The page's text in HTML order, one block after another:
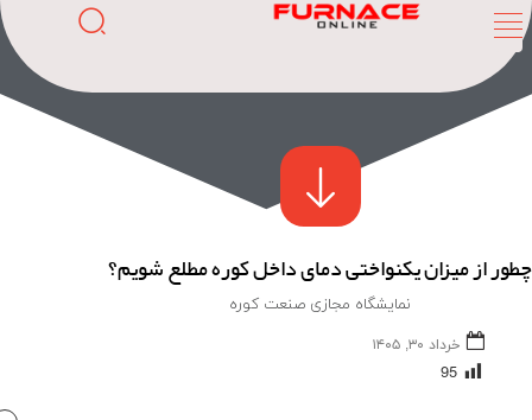
چطور از میزان یکنواختی دمای داخل کوره مطلع شویم؟
نمایشگاه مجازی صنعت کوره
خرداد ۳۰, ۱۴۰۵
95